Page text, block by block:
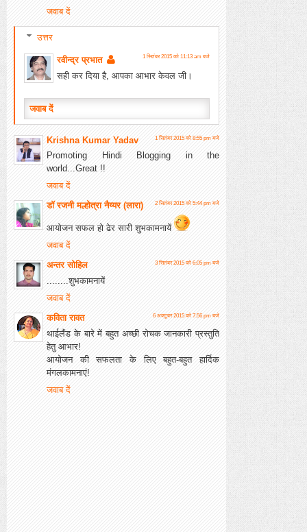
जवाब दें
उत्तर
रवीन्द्र प्रभात 1 सितंबर 2015 को 11:13 am बजे
सही कर दिया है, आपका आभार केवल जी।
जवाब दें
Krishna Kumar Yadav 1 सितंबर 2015 को 8:55 pm बजे
Promoting Hindi Blogging in the
world...Great !!
जवाब दें
डॉ रजनी मल्होत्रा नैय्यर (लारा)
2 सितंबर 2015 को 5:44 pm बजे
आयोजन सफल हो ढेर सारी शुभकामनायें
जवाब दें
अन्तर सोहिल
3 सितंबर 2015 को 6:05 pm बजे
........शुभकामनायें
जवाब दें
कविता रावत
6 अक्टूबर 2015 को 7:56 pm बजे
थाईलैंड के बारे में बहुत अच्छी रोचक जानकारी प्रस्तुति
हेतु आभार!
आयोजन की सफलता के लिए बहुत-बहुत हार्दिक
मंगलकामनाएं!
जवाब दें